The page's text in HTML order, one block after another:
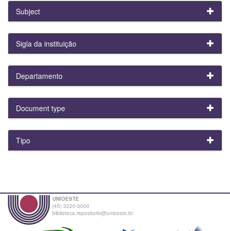
Subject
Sigla da instituição
Departamento
Document type
Tipo
UNIOESTE
(45) 3220-3000
biblioteca.repositorio@unioeste.br